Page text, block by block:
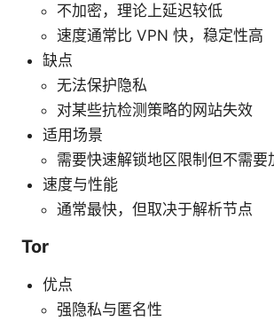
不加密，理论上延迟较低
速度通常比 VPN 快，稳定性高
缺点
无法保护隐私
对某些抗检测策略的网站失效
适用场景
需要快速解锁地区限制但不需要
速度与性能
通常最快，但取决于解析节点
Tor
优点
强隐私与匿名性